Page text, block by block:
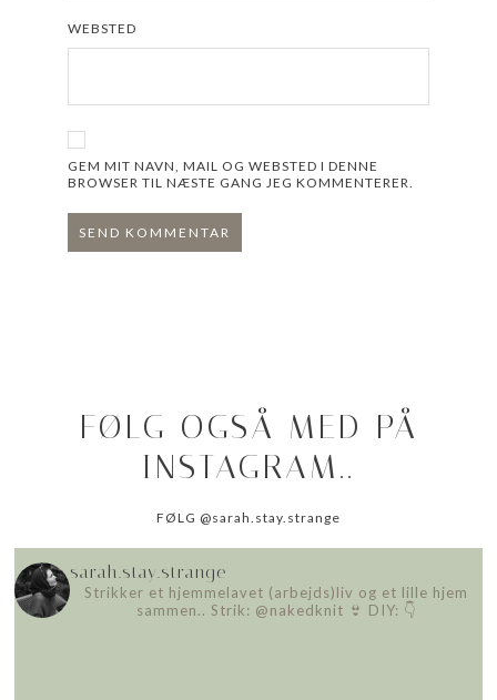
WEBSTED
GEM MIT NAVN, MAIL OG WEBSTED I DENNE
BROWSER TIL NÆSTE GANG JEG KOMMENTERER.
FØLG OGSÅ MED PÅ
INSTAGRAM..
FØLG @sarah.stay.strange
sarah.stay.strange
Strikker et hjemmelavet (arbejds)liv og et lille hjem
sammen.. Strik: @nakedknit 👙 DIY: 👇